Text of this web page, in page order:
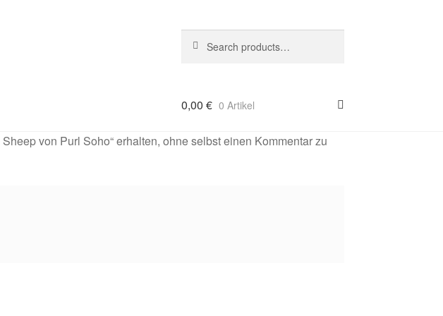
nach:
0,00 € 0 Artikel
von Purl Soho“ erhalten, ohne selbst einen Kommentar zu